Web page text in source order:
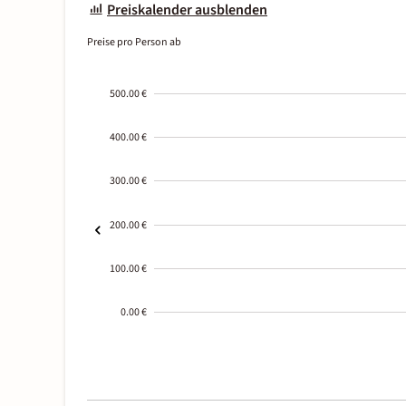
Preiskalender ausblenden
Preise pro Person ab
500.00 €
400.00 €
300.00 €
200.00 €
100.00 €
0.00 €
01-02